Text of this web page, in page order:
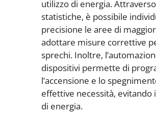
utilizzo di energia.
statistiche, è possibile
precisione le aree di
adottare misure correttive
sprechi. Inoltre,
dispositivi permette di
l’accensione e lo
effettive necessità, evitando
di energia.